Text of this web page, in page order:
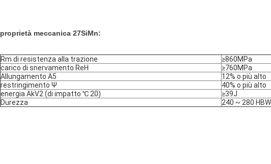
proprietà meccanica 27SiMn:
Rm di resistenza alla trazione
≥860MPa
carico di snervamento ReH
≥760MPa
Allungamento A5
12% o più alto
restringimento Ψ
40% o più alto
energia AkV2 (di impatto ℃ 20)
≥39J
Durezza
240 ~ 280 HBW